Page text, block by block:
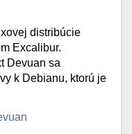
distribúcie
Excalibur.
Devuan sa
k Debianu, ktorú je